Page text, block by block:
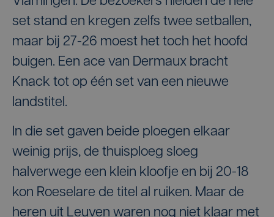
set stand en kregen zelfs twee setballen,
maar bij 27-26 moest het toch het hoofd
buigen. Een ace van Dermaux bracht
Knack tot op één set van een nieuwe
landstitel.
In die set gaven beide ploegen elkaar
weinig prijs, de thuisploeg sloeg
halverwege een klein kloofje en bij 20-18
kon Roeselare de titel al ruiken. Maar de
heren uit Leuven waren nog niet klaar met